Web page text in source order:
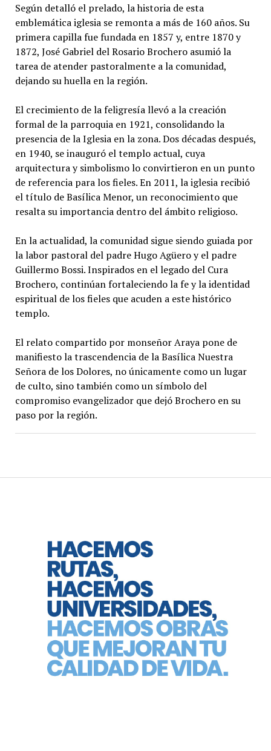
Según detalló el prelado, la historia de esta
emblemática iglesia se remonta a más de 160 años. Su
primera capilla fue fundada en 1857 y, entre 1870 y
1872, José Gabriel del Rosario Brochero asumió la
tarea de atender pastoralmente a la comunidad,
dejando su huella en la región.
El crecimiento de la feligresía llevó a la creación
formal de la parroquia en 1921, consolidando la
presencia de la Iglesia en la zona. Dos décadas después,
en 1940, se inauguró el templo actual, cuya
arquitectura y simbolismo lo convirtieron en un punto
de referencia para los fieles. En 2011, la iglesia recibió
el título de Basílica Menor, un reconocimiento que
resalta su importancia dentro del ámbito religioso.
En la actualidad, la comunidad sigue siendo guiada por
la labor pastoral del padre Hugo Agüero y el padre
Guillermo Bossi. Inspirados en el legado del Cura
Brochero, continúan fortaleciendo la fe y la identidad
espiritual de los fieles que acuden a este histórico
templo.
El relato compartido por monseñor Araya pone de
manifiesto la trascendencia de la Basílica Nuestra
Señora de los Dolores, no únicamente como un lugar
de culto, sino también como un símbolo del
compromiso evangelizador que dejó Brochero en su
paso por la región.